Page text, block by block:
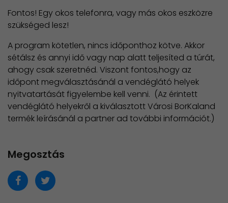
Fontos! Egy okos telefonra, vagy más okos eszközre
szükséged lesz!
A program kötetlen, nincs időponthoz kötve. Akkor
sétálsz és annyi idő vagy nap alatt teljesíted a túrát,
ahogy csak szeretnéd. Viszont fontos,hogy az
időpont megválasztásánál a vendéglátó helyek
nyitvatartását figyelembe kell venni. (Az érintett
vendéglátó helyekről a kiválasztott Városi BorKaland
termék leírásánál a partner ad további információt.)
Megosztás